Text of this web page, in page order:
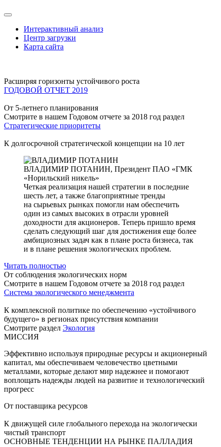
Интерактивный анализ
Центр загрузки
Карта сайта
Расширяя горизонты устойчивого роста
ГОДОВОЙ ОТЧЕТ 2019
От 5-летнего планирования
Смотрите в нашем Годовом отчете за 2018 год раздел
Стратегические приоритеты
К долгосрочной стратегической концепции на 10 лет
ВЛАДИМИР ПОТАНИН, Президент ПАО «ГМК
«Норильский никель»
Четкая реализация нашей стратегии в последние
шесть лет, а также благоприятные тренды
на сырьевых рынках помогли нам обеспечить
один из самых высоких в отрасли уровней
доходности для акционеров. Теперь пришло время
сделать следующий шаг для достижения еще более
амбициозных задач как в плане роста бизнеса, так
и в плане решения экологических проблем.
Читать полностью
От соблюдения экологических норм
Смотрите в нашем Годовом отчете за 2018 год раздел
Система экологического менеджмента
К комплексной политике по обеспечению «устойчивого
будущего» в регионах присутствия компании
Смотрите раздел Экология
МИССИЯ
Эффективно используя природные ресурсы и акционерный
капитал, мы обеспечиваем человечество цветными
металлами, которые делают мир надежнее и помогают
воплощать надежды людей на развитие и технологический
прогресс
От поставщика ресурсов
К движущей силе глобального перехода на экологически
чистый транспорт
ОСНОВНЫЕ ТЕНДЕНЦИИ НА РЫНКЕ ПАЛЛАДИЯ